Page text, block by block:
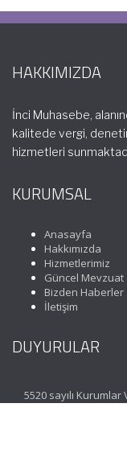
HAKKIMIZDA
İnci Muhasebe,
kalitede vergi,
hizmetleri
KURUMSAL
Anasayfa
Hakkımızda
Hizmetlerimiz
Güncel Mevzuat
Bizden Haberler
İletişim
DUYURULAR
5520 sayılı